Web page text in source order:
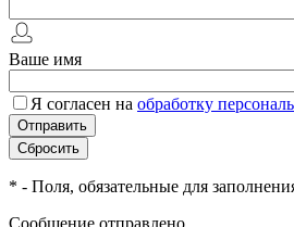
Ваше имя
Я согласен на обработку
* - Поля, обязательные для
Сообщение отправлено